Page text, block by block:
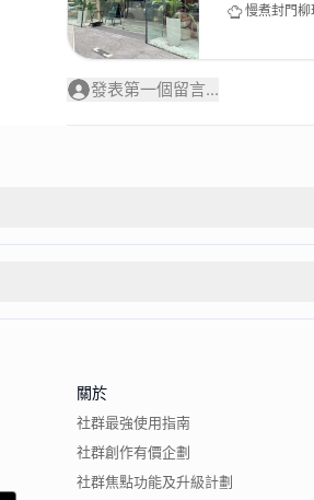
慢煮封門
發表第一個留言...
關於
社群最強使用指南
社群創作有價企劃
社群焦點功能及升級計劃